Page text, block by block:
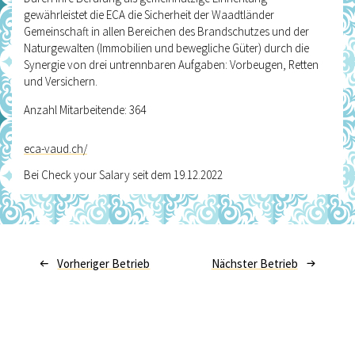
gewährleistet die ECA die Sicherheit der Waadtländer
Gemeinschaft in allen Bereichen des Brandschutzes und der
Naturgewalten (Immobilien und bewegliche Güter) durch die
Synergie von drei untrennbaren Aufgaben: Vorbeugen, Retten
und Versichern.
Anzahl Mitarbeitende: 364
eca-vaud.ch/
Bei Check your Salary seit dem 19.12.2022
Vorheriger Betrieb Nächster Betrieb